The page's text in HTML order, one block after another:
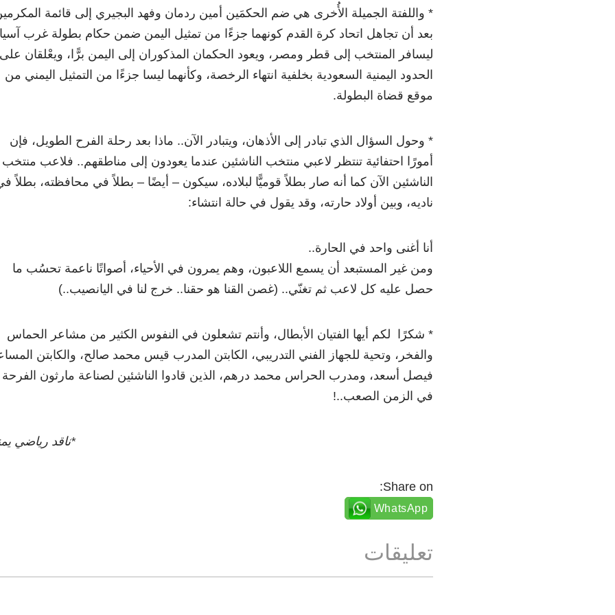
* واللفتة الجميلة الأُخرى هي ضم الحكمَين أمين ردمان وفهد البجيري إلى قائمة
بعد أن تجاهل اتحاد كرة القدم كونهما جزءًا من تمثيل اليمن ضمن حكام بطولة غرب
ليسافر المنتخب إلى قطر ومصر، ويعود الحكمان المذكوران إلى اليمن برًّا، ويعْلقان
الحدود اليمنية السعودية بخلفية انتهاء الرخصة، وكأنهما ليسا جزءًا من التمثيل اليمني من
موقع قضاة البطولة.
* وحول السؤال الذي تبادر إلى الأذهان، ويتبادر الآن.. ماذا بعد رحلة الفرح الطويل، فإن
أمورًا احتفائية تنتظر لاعبي منتخب الناشئين عندما يعودون إلى مناطقهم.. فلاعب منتخب
الناشئين الآن كما أنه صار بطلاً قوميًّا لبلاده، سيكون – أيضًا – بطلاً في محافظته، بطلاً
ناديه، وبين أولاد حارته، وقد يقول في حالة انتشاء:
أنا أغنى واحد في الحارة..
ومن غير المستبعد أن يسمع اللاعبون، وهم يمرون في الأحياء، أصواتًا ناعمة تحسُب ما
حصل عليه كل لاعب ثم تغنّي.. (غصن القنا هو حقنا.. خرج لنا في اليانصيب..)
* شكرًا لكم أيها الفتيان الأبطال، وأنتم تشعلون في النفوس الكثير من مشاعر الحماس
والفخر، وتحية للجهاز الفني التدريبي، الكابتن المدرب قيس محمد صالح، والكابتن
فيصل أسعد، ومدرب الحراس محمد درهم، الذين قادوا الناشئين لصناعة مارثون الفرحة
في الزمن الصعب..!
*ناقد رياضي
Share on:
WhatsApp
تعليقات